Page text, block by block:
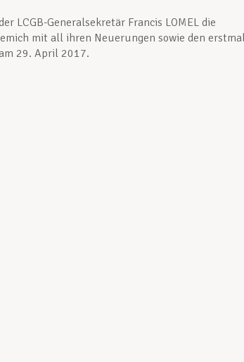
LCGB-Generalsekretär Francis LOMEL die
mit all ihren Neuerungen sowie den
29. April 2017.